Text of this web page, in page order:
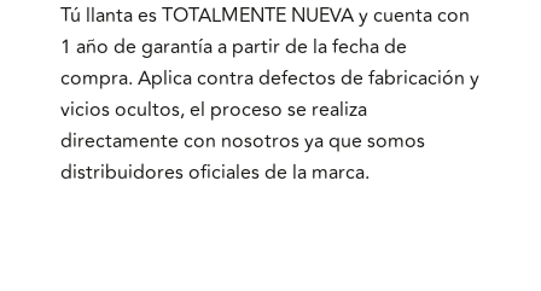
Tú llanta es TOTALMENTE NUEVA y cuenta con
1 año de garantía a partir de la fecha de
compra. Aplica contra defectos de fabricación y
vicios ocultos, el proceso se realiza
directamente con nosotros ya que somos
distribuidores oficiales de la marca.